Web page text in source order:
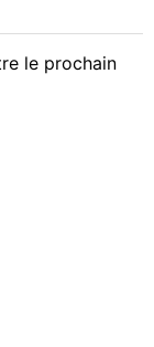
le prochain